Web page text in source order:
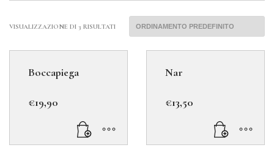
VISUALIZZAZIONE DI 3 RISULTATI
Boccapiega
€19,90
Nar
€13,50